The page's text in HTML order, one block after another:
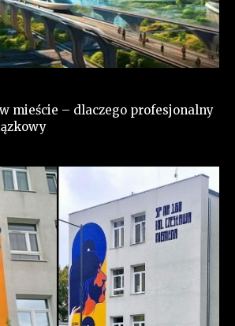
mieście – dlaczego profesjonalny